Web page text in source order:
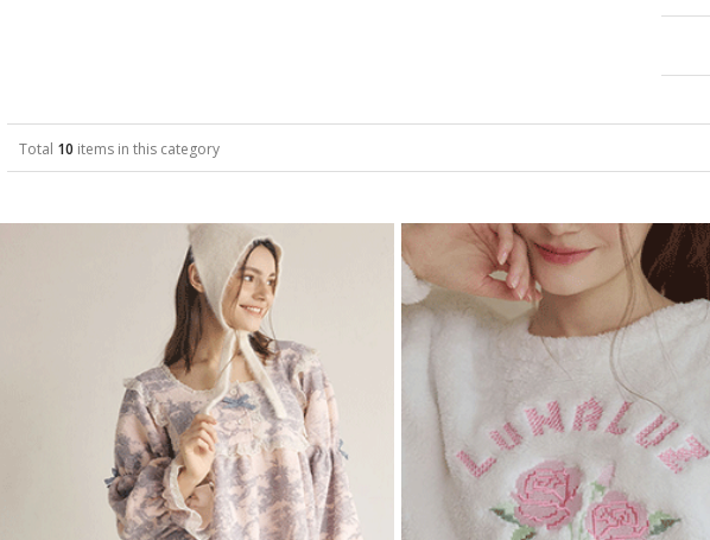
Total 10 items in this category